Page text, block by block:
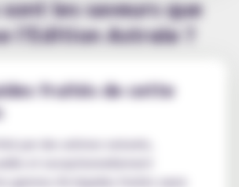
les saveurs que
l'Edition Astrale ?
fruités de cette
par des arômes naturels,
gamme d'e-liquides fruités saura